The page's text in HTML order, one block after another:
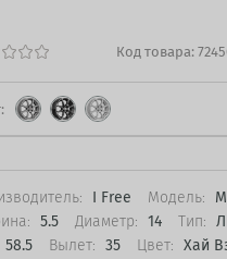
Код товара:
I Free Модель:
5.5 Диаметр: 14 Тип:
58.5 Вылет: 35 Цвет: Хай